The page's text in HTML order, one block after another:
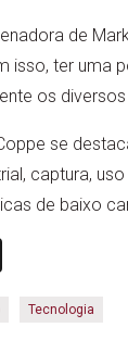
de
isso, ter uma
os
se
captura,
de baixo
Tecnologia